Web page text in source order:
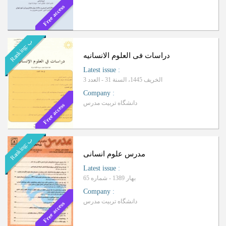
Free access
R
a
n
k
i
n
g
:ب
Free access
دراسات فی العلوم الانسانیه
Latest issue :
الخریف 1445، السنة 31 - العدد 3
Company :
دانشگاه تربیت مدرس
R
a
n
k
i
n
g
:ب
Free access
مدرس علوم انسانی
Latest issue :
بهار 1389 - شماره 65
Company :
دانشگاه تربیت مدرس